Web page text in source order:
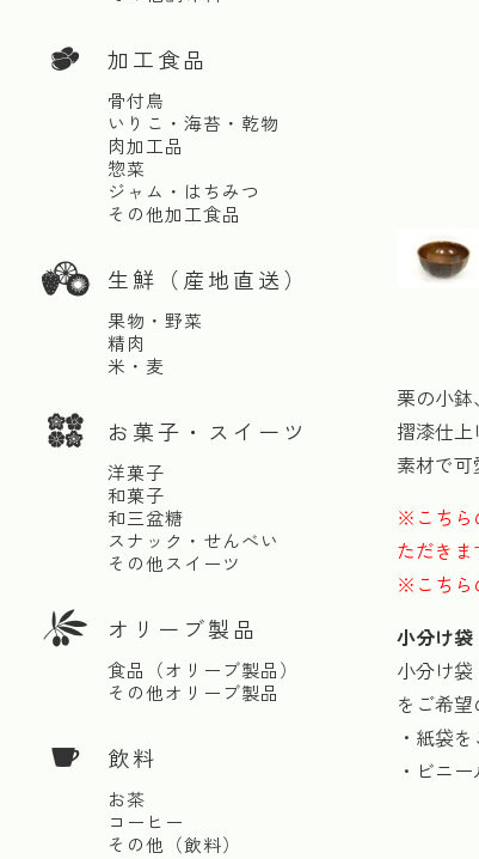
加工食品
骨付鳥
いりこ・海苔・乾物
肉加工品
惣菜
ジャム・はちみつ
その他加工食品
生鮮（産地直送）
果物・野菜
精肉
米・麦
お菓子・スイーツ
洋菓子
和菓子
和三盆糖
スナック・せんべい
その他スイーツ
オリーブ製品
食品（オリーブ製品）
その他オリーブ製品
飲料
お茶
コーヒー
その他（飲料）
栗の小鉢
摺漆仕
素材で可
※こちら
ただきま
※こちら
小分け袋
小分け袋
をご希望
・紙袋
・ビニ